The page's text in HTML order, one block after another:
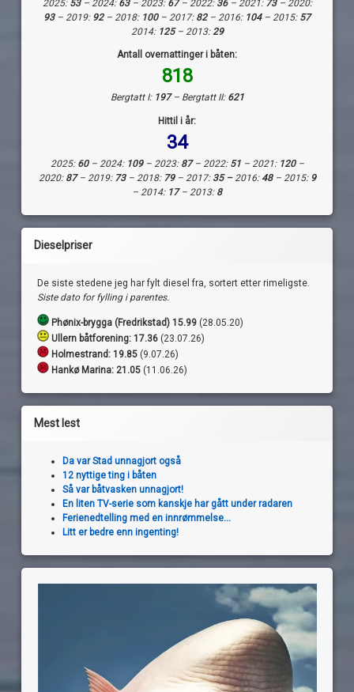
2025: 53– 2024:63– 2023: 67– 2022: 36– 2021: 73– 2020:
93– 2019: 92– 2018: 100 – 2017: 82– 2016: 104– 2015: 57
2014: 125– 2013: 29
Antall overnattinger i båten:
818
Bergtatt I: 197– Bergtatt II: 621
Hittil i år:
34
2025: 60– 2024: 109– 2023: 87– 2022: 51– 2021: 120–
2020: 87– 2019: 73– 2018: 79– 2017: 35 –2016:48– 2015: 9
– 2014: 17– 2013: 8
Dieselpriser
De siste stedene jeg har fylt diesel fra, sortert etter rimeligste.
Siste dato for fylling i parentes.
Phønix-brygga (Fredrikstad) 15.99 (28.05.20)
Ullern båtforening: 17.36 (23.07.26)
Holmestrand: 19.85 (9.07.26)
Hankø Marina: 21.05 (11.06.26)
Mest lest
Da var Stad unnagjort også
12 nyttige ting i båten
Så var båtvasken unnagjort!
En liten TV-serie som kanskje har gått under radaren
Ferienedtelling med en innrømmelse...
Litt er bedre enn ingenting!